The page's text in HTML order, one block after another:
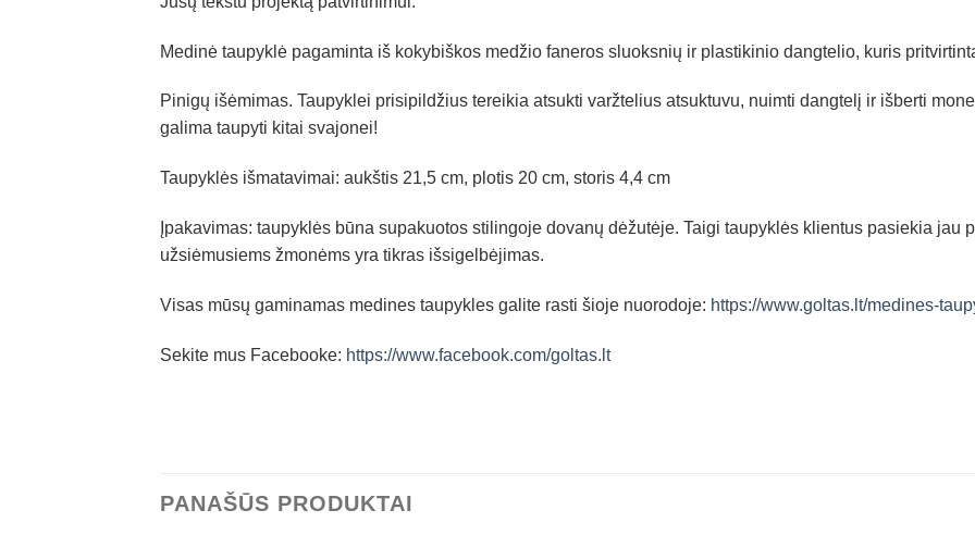
Medinė taupyklė pagaminta iš kokybiškos medžio faneros sluoksnių ir plastikinio dangtelio, kuris
Pinigų išėmimas. Taupyklei prisipildžius tereikia atsukti varžtelius atsuktuvu, nuimti dangtelį ir išberti
galima taupyti kitai svajonei!
Taupyklės išmatavimai: aukštis 21,5 cm, plotis 20 cm, storis 4,4 cm
Įpakavimas: taupyklės būna supakuotos stilingoje dovanų dėžutėje. Taigi taupyklės klientus pasiekia jau
užsiėmusiems žmonėms yra tikras išsigelbėjimas.
Visas mūsų gaminamas medines taupykles galite rasti šioje nuorodoje: https://www.goltas.lt/medines-
Sekite mus Facebooke: https://www.facebook.com/goltas.lt
PANAŠŪS PRODUKTAI